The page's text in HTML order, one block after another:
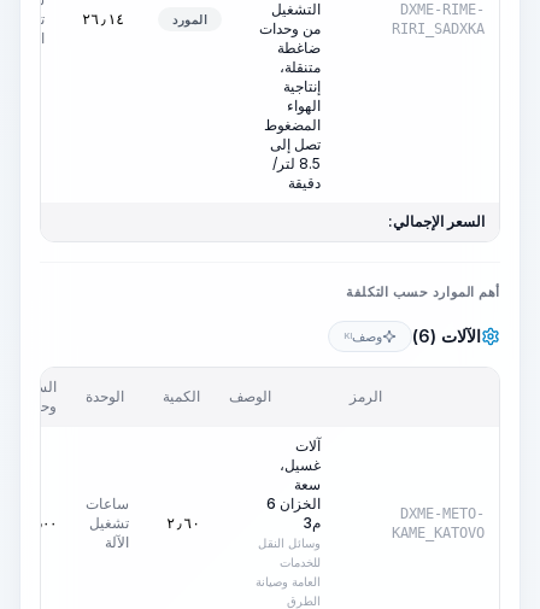
DXME-RIME-
RIRI_SADXKA
التشغيل
من وحدات
ضاغطة
متنقلة،
إنتاجية
الهواء
المضغوط
تصل إلى
8.5 لتر/
دقيقة
المورد ٢٦٫١٤
تشغيل
الآلة
السعر الإجمالي:
أهم الموارد حسب التكلفة
الآلات (6) وصفKI
الرمز الوصف الكمية الوحدة
السعر/
وحدة
DXME-METO-
KAME_KATOVO
آلات
غسيل،
سعة
الخزان 6
م3
وسائل النقل
للخدمات
العامة وصيانة
الطرق
٢٫٦٠
ساعات
تشغيل
الآلة
٠٫٠٠